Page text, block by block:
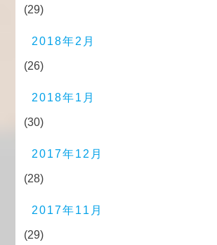
(29)
2018年2月
(26)
2018年1月
(30)
2017年12月
(28)
2017年11月
(29)